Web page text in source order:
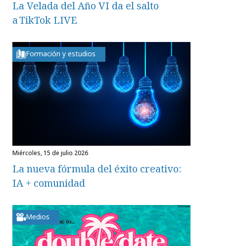
La Velada del Año VI da el salto
a TikTok LIVE
Formación y estudios
miércoles, 15 de julio 2026
La nueva fórmula del éxito creativo:
IA + comunidad
Medios